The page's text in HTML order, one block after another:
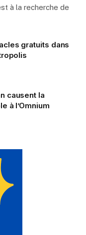
à la recherche de
gratuits dans
causent la
à l’Omnium